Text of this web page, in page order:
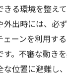
きる環境を整え
外出時には、必
ェーンを利用す
。不審な動きを
な位置に避難し